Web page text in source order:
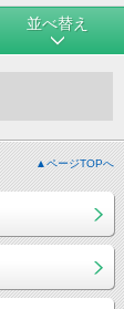
並べ替え
▲ページTOPへ